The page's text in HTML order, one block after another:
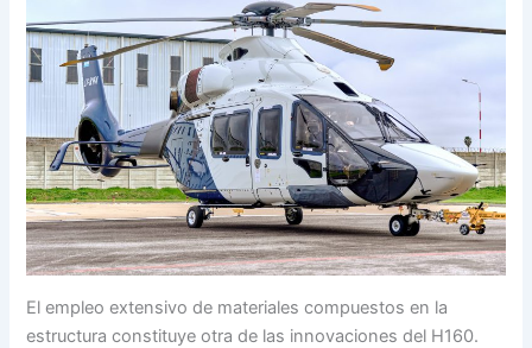
El empleo extensivo de materiales compuestos en la
estructura constituye otra de las innovaciones del H160.